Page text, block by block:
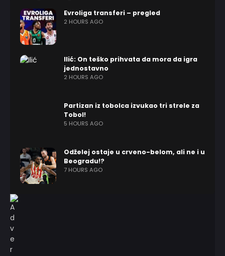
Evroliga transferi – pregled
2 HOURS AGO
Ilić: On teško prihvata da mora da igra
jednostavno
2 HOURS AGO
Partizan iz tobolca izvukao tri strele za
Tobol!
5 HOURS AGO
Odželej ostaje u crveno-belom, ali ne i u
Beogradu!?
7 HOURS AGO